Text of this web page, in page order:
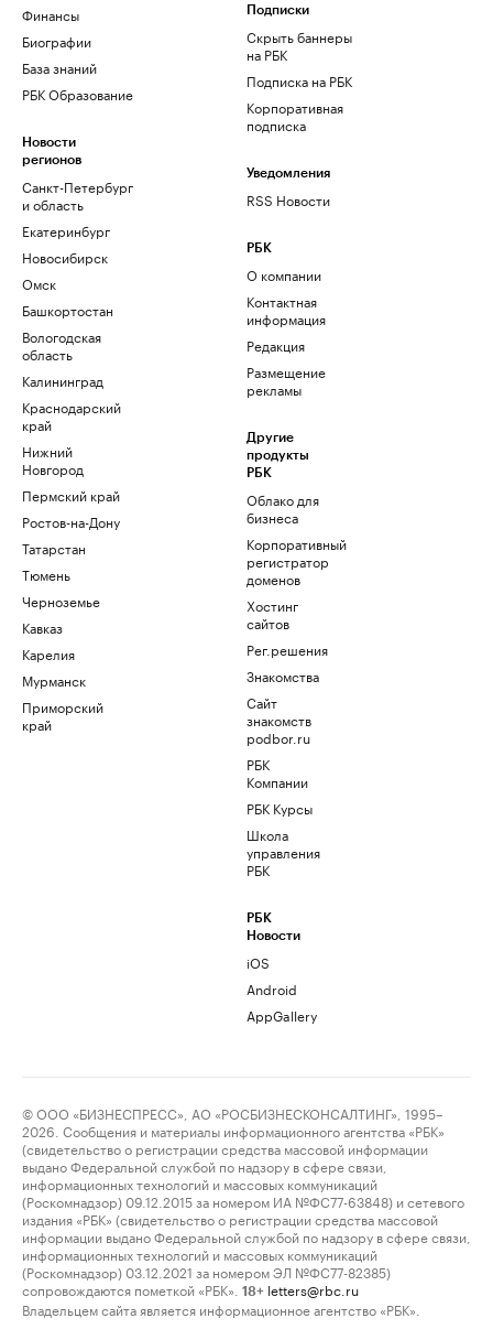
Финансы
Биографии
База знаний
РБК Образование
Новости
регионов
Санкт-Петербург
и область
Екатеринбург
Новосибирск
Омск
Башкортостан
Вологодская
область
Калининград
Краснодарский
край
Нижний
Новгород
Пермский край
Ростов-на-Дону
Татарстан
Тюмень
Черноземье
Кавказ
Карелия
Мурманск
Приморский
край
Подписки
Скрыть баннеры
на РБК
Подписка на РБК
Корпоративная
подписка
Уведомления
RSS Новости
РБК
О компании
Контактная
информация
Редакция
Размещение
рекламы
Другие
продукты
РБК
Облако для
бизнеса
Корпоративный
регистратор
доменов
Хостинг
сайтов
Рег.решения
Знакомства
Сайт
знакомств
podbor.ru
РБК
Компании
РБК Курсы
Школа
управления
РБК
РБК
Новости
iOS
Android
AppGallery
© ООО «БИЗНЕСПРЕСС», АО «РОСБИЗНЕСКОНСАЛТИНГ», 1995–
2026. Сообщения и материалы информационного агентства «РБК»
(свидетельство о регистрации средства массовой информации
выдано Федеральной службой по надзору в сфере связи,
информационных технологий и массовых коммуникаций
(Роскомнадзор) 09.12.2015 за номером ИА №ФС77-63848) и сетевого
издания «РБК» (свидетельство о регистрации средства массовой
информации выдано Федеральной службой по надзору в сфере связи,
информационных технологий и массовых коммуникаций
(Роскомнадзор) 03.12.2021 за номером ЭЛ №ФС77-82385)
сопровождаются пометкой «РБК».
18+ letters@rbc.ru
Владельцем сайта является информационное агентство «РБК».